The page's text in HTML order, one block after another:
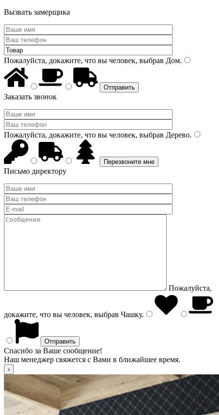
Вызвать замерщика
Пожалуйста, докажите, что вы человек, выбрав Дом.
Заказать звонок
Пожалуйста, докажите, что вы человек, выбрав Дерево.
Письмо директору
Пожалуйста,
докажите, что вы человек, выбрав Чашку.
Спасибо за Ваше сообщение!
Наш менеджер свяжется с Вами в ближайшее время.